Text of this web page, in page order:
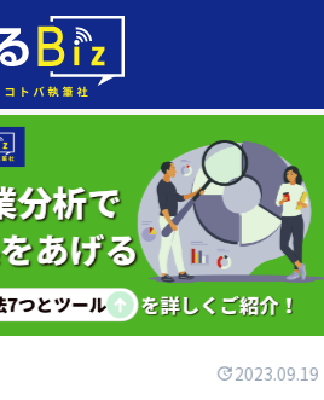
2023.09.19